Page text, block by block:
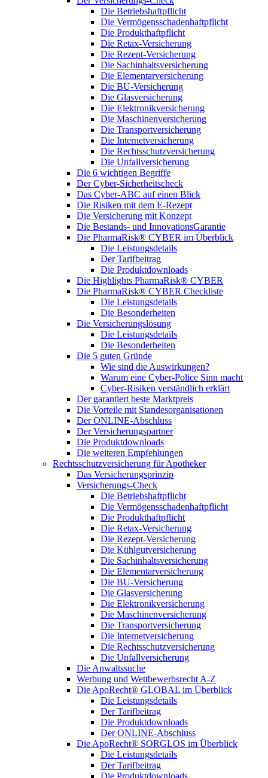
Die Betriebshaftpflicht
Die Vermögensschadenhaftpflicht
Die Produkthaftpflicht
Die Retax-Versicherung
Die Rezept-Versicherung
Die Sachinhaltsversicherung
Die Elementarversicherung
Die BU-Versicherung
Die Glasversicherung
Die Elektronikversicherung
Die Maschinenversicherung
Die Transportversicherung
Die Internetversicherung
Die Rechtsschutzversicherung
Die Unfallversicherung
Die 6 wichtigen Begriffe
Der Cyber-Sicher­heits­check
Das Cyber-ABC auf einen Blick
Die Risiken mit dem E-Rezept
Die Versicherung mit Konzept
Die Bestands- und InnovationsGarantie
Die PharmaRisk® CYBER im Überblick
Die Leistungsdetails
Der Tarifbeitrag
Die Produktdownloads
Die Highlights PharmaRisk® CYBER
Die PharmaRisk® CYBER Checkliste
Die Leistungsdetails
Die Besonderheiten
Die Versicherungslösung
Die Leistungsdetails
Die Besonderheiten
Die 5 guten Gründe
Wie sind die Auswirkungen?
Warum eine Cyber-Police Sinn macht
Cyber-Risiken verständlich erklärt
Der garantiert beste Marktpreis
Die Vorteile mit Standesorganisationen
Der ONLINE-Abschluss
Der Versicherungspartner
Die Produktdownloads
Die weiteren Empfehlungen
Rechtsschutzversicherung für Apotheker
Das Versicherungsprinzip
Versicherungs-Check
Die Betriebshaftpflicht
Die Vermögensschadenhaftpflicht
Die Produkthaftpflicht
Die Retax-Versicherung
Die Rezept-Versicherung
Die Kühlgutversicherung
Die Sachinhaltsversicherung
Die Elementarversicherung
Die BU-Versicherung
Die Glasversicherung
Die Elektronikversicherung
Die Maschinenversicherung
Die Transportversicherung
Die Internetversicherung
Die Rechtsschutzversicherung
Die Unfallversicherung
Die Anwaltssuche
Werbung und Wettbewerbsrecht A-Z
Die ApoRecht® GLOBAL im Überblick
Die Leistungsdetails
Der Tarifbeitrag
Die Produktdownloads
Der ONLINE-Abschluss
Die ApoRecht® SORGLOS im Überblick
Die Leistungsdetails
Der Tarifbeitrag
Die Produktdownloads